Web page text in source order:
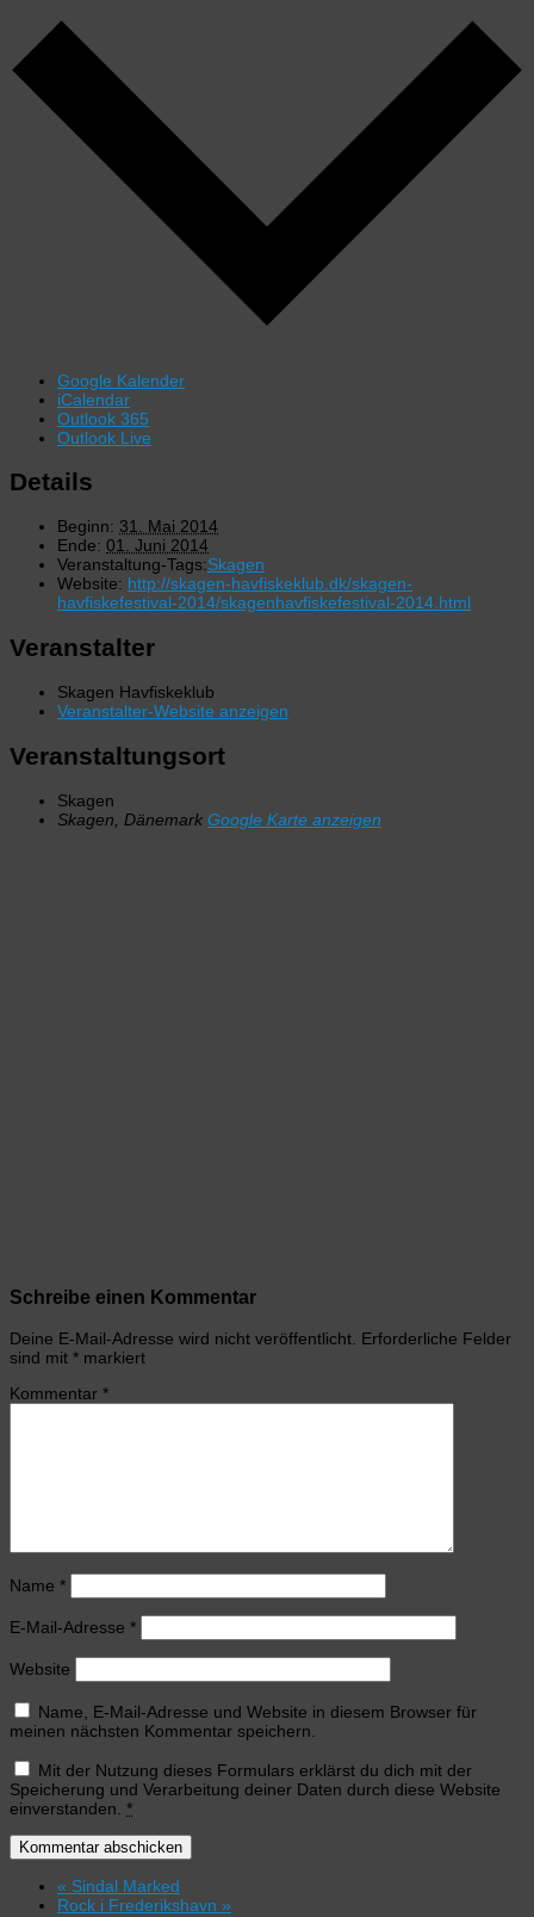
Google Kalender
iCalendar
Outlook 365
Outlook Live
Details
Beginn: 31. Mai 2014
Ende: 01. Juni 2014
Veranstaltung-Tags:Skagen
Website: http://skagen-havfiskeklub.dk/skagen-
havfiskefestival-2014/skagenhavfiskefestival-2014.html
Veranstalter
Skagen Havfiskeklub
Veranstalter-Website anzeigen
Veranstaltungsort
Skagen
Skagen
Dänemark Google Karte anzeigen
Schreibe einen Kommentar
Deine E-Mail-Adresse wird nicht veröffentlicht. Erforderliche Felder
sind mit * markiert
Kommentar *
Name *
E-Mail-Adresse *
Website
Name, E-Mail-Adresse und Website in diesem Browser für
meinen nächsten Kommentar speichern.
Mit der Nutzung dieses Formulars erklärst du dich mit der
Speicherung und Verarbeitung deiner Daten durch diese Website
einverstanden. *
« Sindal Marked
Rock i Frederikshavn »